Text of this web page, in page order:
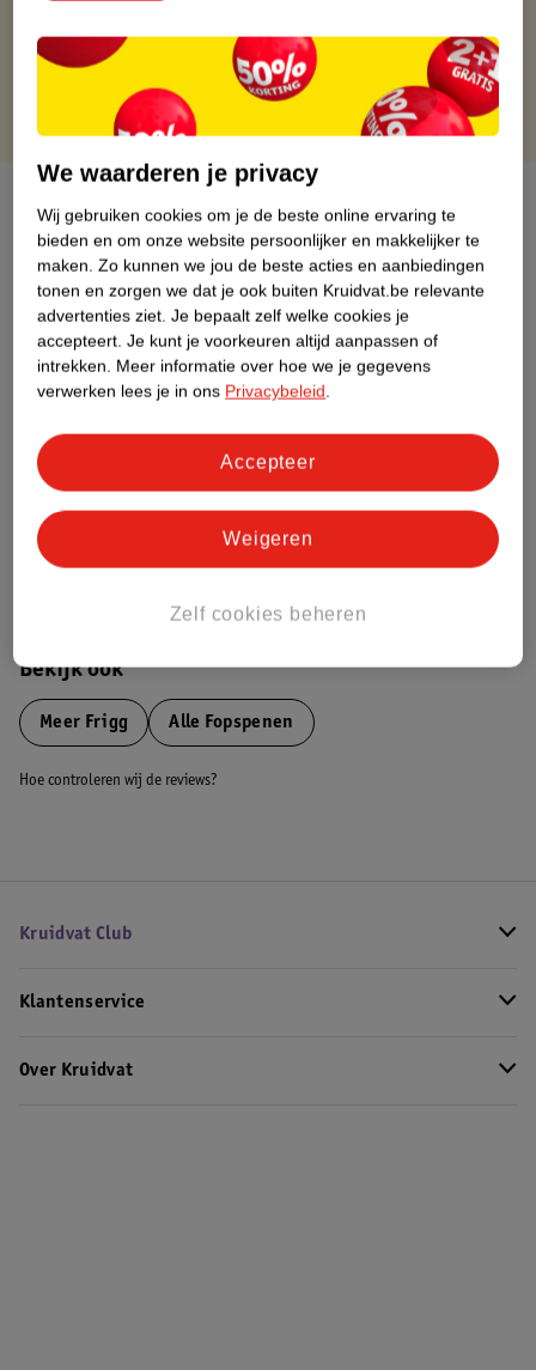
Gratis punten met je Kruidvat kaart
Over dit product
Productinformatie
Etiketinformatie
Nature Impact Score
Dit product heeft (nog) geen Nature
Impact Score.
Bekijk ook
Meer Frigg Alle Fopspenen
Hoe controleren wij de reviews?
Kruidvat Club
Klantenservice
Over Kruidvat
We waarderen je privacy
Wij gebruiken cookies om je de beste online ervaring te
bieden en om onze website persoonlijker en makkelijker te
maken. Zo kunnen we jou de beste acties en aanbiedingen
tonen en zorgen we dat je ook buiten Kruidvat.be relevante
advertenties ziet. Je bepaalt zelf welke cookies je
accepteert. Je kunt je voorkeuren altijd aanpassen of
intrekken. Meer informatie over hoe we je gegevens
verwerken lees je in ons Privacybeleid.
Zelf cookies beheren
Weigeren
Accepteer